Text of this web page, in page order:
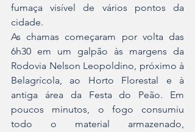
fumaça visível de vários pontos da
cidade.
As chamas começaram por volta das
6h30 em um galpão às margens da
Rodovia Nelson Leopoldino, próximo à
Belagrícola, ao Horto Florestal e à
antiga área da Festa do Peão. Em
poucos minutos, o fogo consumiu
todo o material armazenado,